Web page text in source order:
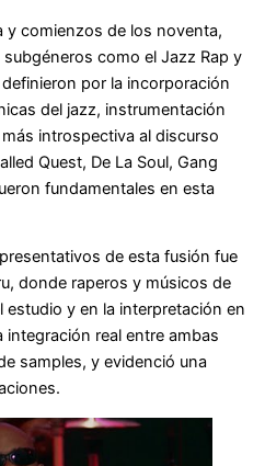
y comienzos de los noventa,
como el Jazz Rap y
por la incorporación
del jazz, instrumentación
introspectiva al discurso
Quest, De La Soul, Gang
fundamentales en esta
de esta fusión fue
donde raperos y músicos de
y en la interpretación en
real entre ambas
samples, y evidenció una